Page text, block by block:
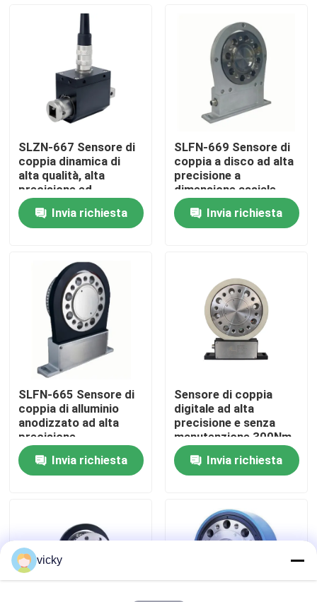
Casa.
Chi Siamo
Visita alla fabbrica
Controllo della qualità
Contattaci
Notizie
Dinamometro di coppia di torsione
SLZN-667 Sensore di
coppia dinamica di
alta qualità, alta
precisione ed
economico
Invia richiesta
SLFN-669 Sensore di
coppia a disco ad alta
precisione a
dimensione assiale
corta
Invia richiesta
SLFN-665 Sensore di
coppia di alluminio
anodizzato ad alta
precisione
Invia richiesta
Sensore di coppia
digitale ad alta
precisione e senza
manutenzione 300Nm
10000 RPM
Invia richiesta
vicky